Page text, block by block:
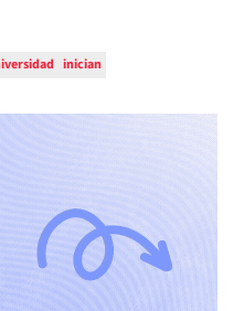
inician